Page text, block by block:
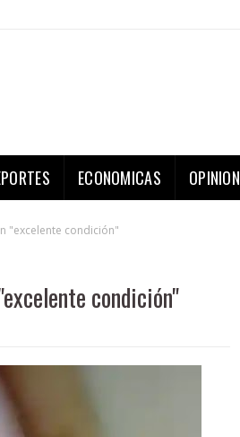
ECONOMICAS OPINION
"excelente condición"
condición"